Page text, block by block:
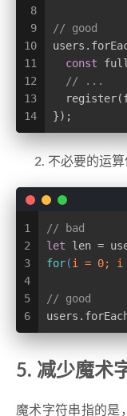
8
9
10
11
12
13
14
// good
const
// ...
});
不必要的运
1
2
3
4
5
6
// bad
let len =
for(i = 0; i
// good
5. 减少魔术
魔术字符串指的是